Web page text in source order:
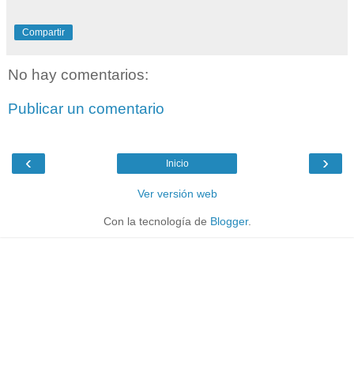
Compartir
No hay comentarios:
Publicar un comentario
‹ ›
Inicio
Ver versión web
Con la tecnología de Blogger.